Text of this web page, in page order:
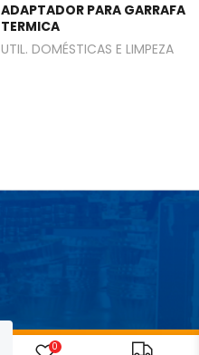
0
ADAPTADOR PARA GARRAFA
TERMICA
UTIL. DOMÉSTICAS E LIMPEZA